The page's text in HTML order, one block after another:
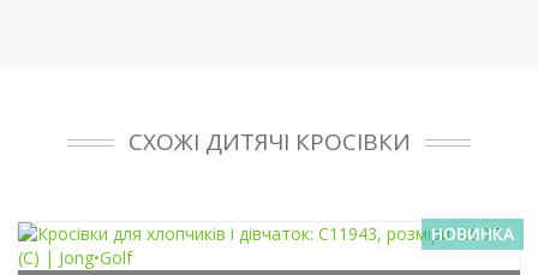
СХОЖІ ДИТЯЧІ КРОСІВКИ
НОВИНКА